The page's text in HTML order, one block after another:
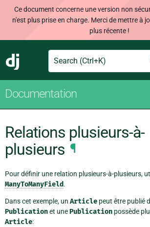
Ce document concerne une version non
n'est plus prise en charge. Merci de mettre à
plus récente !
Django
Search
Documentation
Relations plusieurs-à-
plusieurs ¶
Pour définir une relation plusieurs-à-plusieurs,
ManyToManyField.
Dans cet exemple, un Article peut être publié
Publicationet unePublication possède
Article: